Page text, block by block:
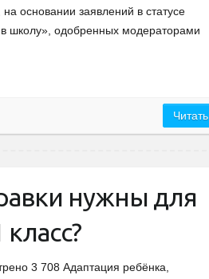
основании заявлений в статусе
школу», одобренных модераторами
Читать
нужны для
3 708 Адаптация ребёнка,